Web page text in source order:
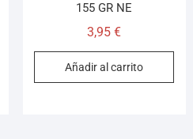
155 GR NE
3,95€
Añadir al carrito